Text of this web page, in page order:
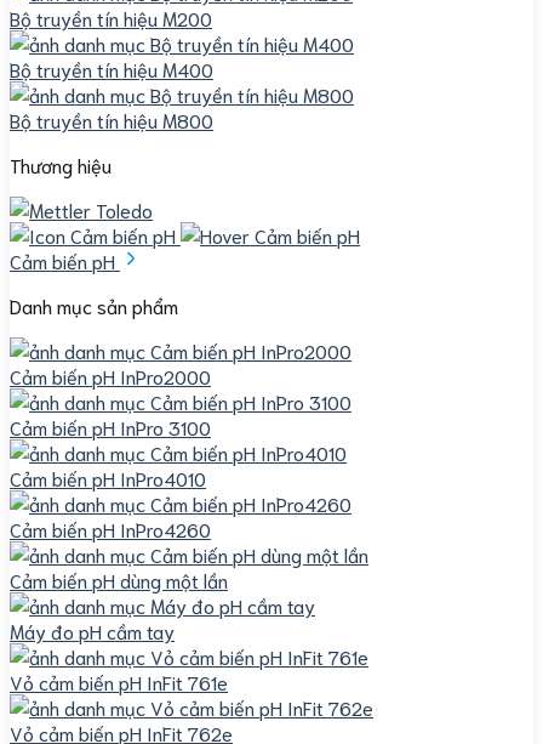
Bộ truyền tín hiệu M200
Bộ truyền tín hiệu M400
Bộ truyền tín hiệu M800
Thương hiệu
Cảm biến pH
Danh mục sản phẩm
Cảm biến pH InPro2000
Cảm biến pH InPro 3100
Cảm biến pH InPro4010
Cảm biến pH InPro4260
Cảm biến pH dùng một lần
Máy đo pH cầm tay
Vỏ cảm biến pH InFit 761e
Vỏ cảm biến pH InFit 762e